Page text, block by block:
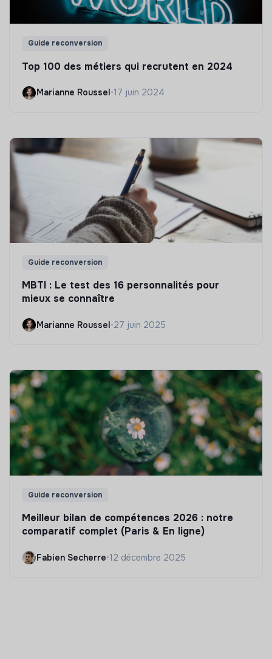
Guide reconversion
Top 100 des métiers qui recrutent en 2024
Marianne Roussel•17 juin 2024
Guide reconversion
MBTI : Le test des 16 personnalités pour
mieux se connaître
Marianne Roussel•27 juin 2025
Guide reconversion
Meilleur bilan de compétences 2026 : notre
comparatif complet (Paris & En ligne)
Fabien Secherre•12 décembre 2025